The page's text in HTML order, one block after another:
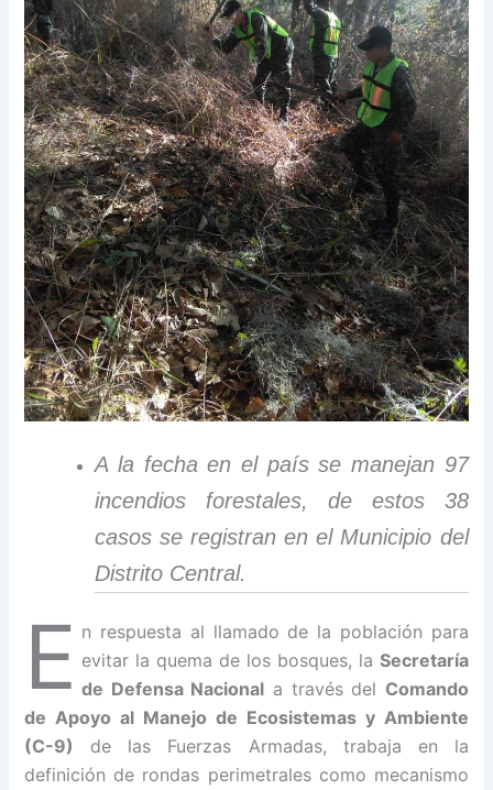
A la fecha en el país se manejan 97
incendios forestales, de estos 38
casos se registran en el Municipio del
Distrito Central.
E n respuesta al llamado de la población para
evitar la quema de los bosques, la Secretaría
de Defensa Nacional a través del Comando
de Apoyo al Manejo de Ecosistemas y Ambiente
(C-9)
de las Fuerzas Armadas, trabaja en la
definición de rondas perimetrales como mecanismo